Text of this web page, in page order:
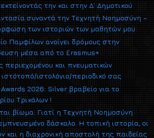
την και στην Δ΄ Δημοτικού
συναντά την Τεχνητή Νοημοσύνη –
των ιστοριών των μαθητών μου
Παμφίλων ανοίγει δρόμους στην
μέσα από το Erasmus+
περιεχομένου και πνευματικών
ιστολόγιο/περιοδικό σας
2026: Silver βραβείο για το
Τρικάλων !
βίωμα: Γιατί η Τεχνητή Νοημοσύνη
δάσκαλο. Η τοπική ιστορία, οι
και η διαχρονική αποστολή της παιδείας